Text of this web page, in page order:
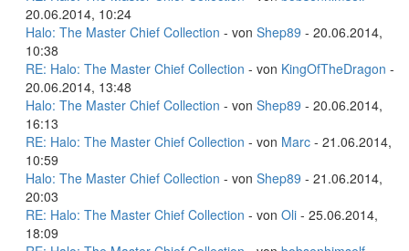
20.06.2014, 10:24
Halo: The Master Chief Collection - von Shep89 - 20.06.2014,
10:38
RE: Halo: The Master Chief Collection - von KingOfTheDragon -
20.06.2014, 13:48
Halo: The Master Chief Collection - von Shep89 - 20.06.2014,
16:13
RE: Halo: The Master Chief Collection - von Marc - 21.06.2014,
10:59
Halo: The Master Chief Collection - von Shep89 - 21.06.2014,
20:03
RE: Halo: The Master Chief Collection - von Oli - 25.06.2014,
18:09